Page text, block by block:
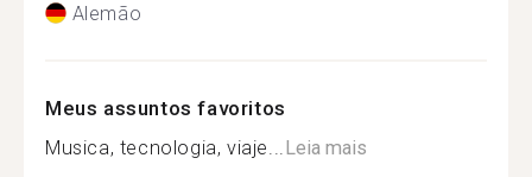
Alemão
Meus assuntos favoritos
Musica, tecnologia, viaje... Leia mais